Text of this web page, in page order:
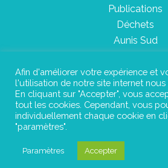
Publications
Déchets
Aunis Sud
Plan du site
Mentions légales
©Instant Urbain
Afin d'améliorer votre expérience et
l'utilisation de notre site internet nous
En cliquant sur "Accepter", vous
tout les cookies. Cependant, vous
individuellement chaque cookie en
"paramètres".
Paramètres Accepter